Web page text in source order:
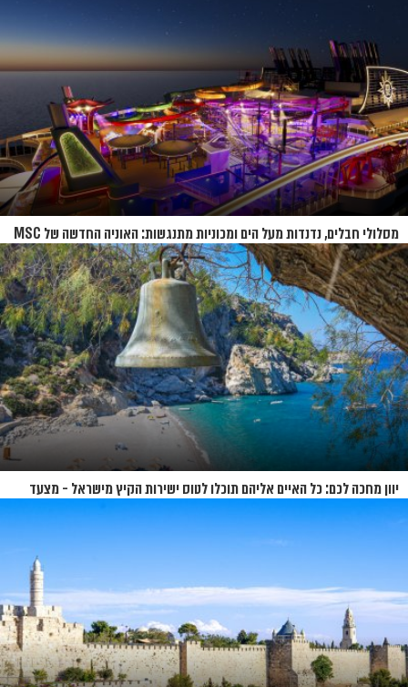
מסלולי חבלים, נדנדות מעל הים ומכוניות מתנגשות: האוניה החדשה של MSC
נחשפת
יוון מחכה לכם: כל האיים אליהם תוכלו לטוס ישירות הקיץ מישראל - מצעד
האיים של קיץ 2026